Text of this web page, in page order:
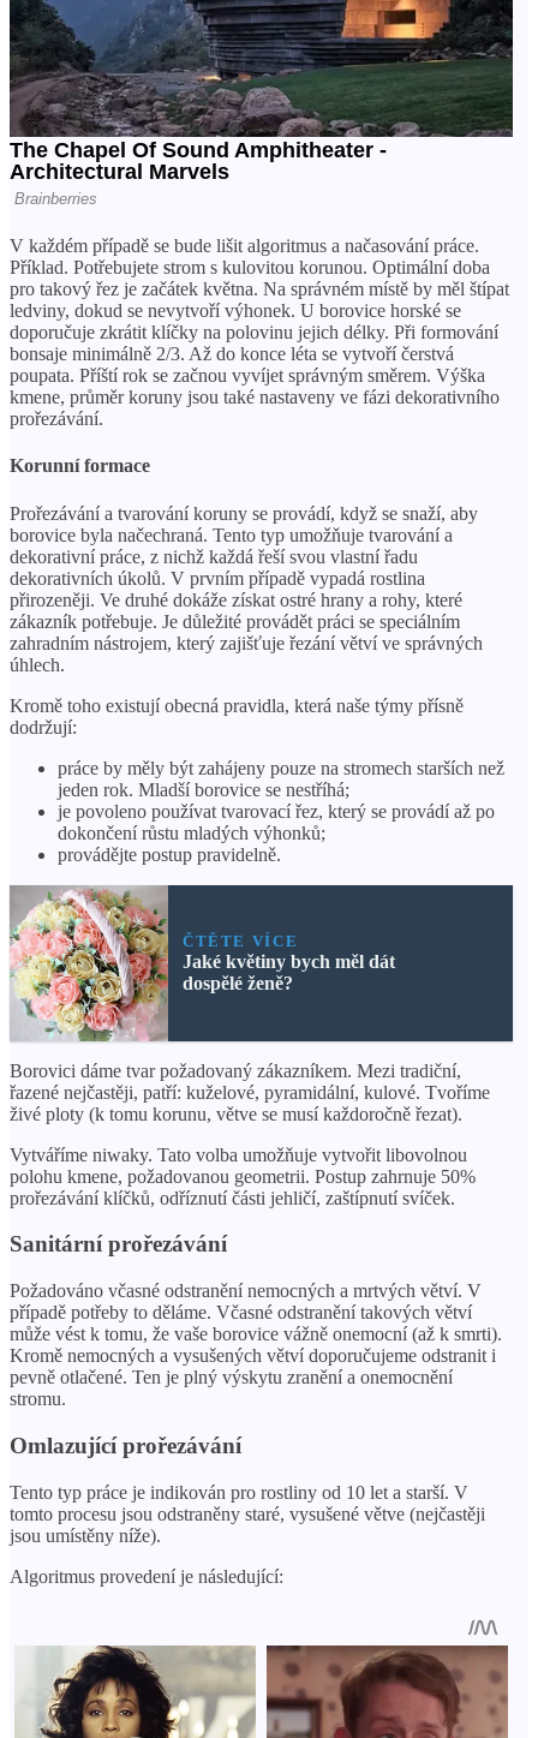
V každém případě se bude lišit algoritmus a načasování práce.
Příklad. Potřebujete strom s kulovitou korunou. Optimální doba
pro takový řez je začátek května. Na správném místě by měl štípat
ledviny, dokud se nevytvoří výhonek. U borovice horské se
doporučuje zkrátit klíčky na polovinu jejich délky. Při formování
bonsaje minimálně 2/3. Až do konce léta se vytvoří čerstvá
poupata. Příští rok se začnou vyvíjet správným směrem. Výška
kmene, průměr koruny jsou také nastaveny ve fázi dekorativního
prořezávání.
Korunní formace
Prořezávání a tvarování koruny se provádí, když se snaží, aby
borovice byla načechraná. Tento typ umožňuje tvarování a
dekorativní práce, z nichž každá řeší svou vlastní řadu
dekorativních úkolů. V prvním případě vypadá rostlina
přirozeněji. Ve druhé dokáže získat ostré hrany a rohy, které
zákazník potřebuje. Je důležité provádět práci se speciálním
zahradním nástrojem, který zajišťuje řezání větví ve správných
úhlech.
Kromě toho existují obecná pravidla, která naše týmy přísně
dodržují:
práce by měly být zahájeny pouze na stromech starších než
jeden rok. Mladší borovice se nestříhá;
je povoleno používat tvarovací řez, který se provádí až po
dokončení růstu mladých výhonků;
provádějte postup pravidelně.
ČTĚTE VÍCE
Jaké květiny bych měl dát
dospělé ženě?
Borovici dáme tvar požadovaný zákazníkem. Mezi tradiční,
řazené nejčastěji, patří: kuželové, pyramidální, kulové. Tvoříme
živé ploty (k tomu korunu, větve se musí každoročně řezat).
Vytváříme niwaky. Tato volba umožňuje vytvořit libovolnou
polohu kmene, požadovanou geometrii. Postup zahrnuje 50%
prořezávání klíčků, odříznutí části jehličí, zaštípnutí svíček.
Sanitární prořezávání
Požadováno včasné odstranění nemocných a mrtvých větví. V
případě potřeby to děláme. Včasné odstranění takových větví
může vést k tomu, že vaše borovice vážně onemocní (až k smrti).
Kromě nemocných a vysušených větví doporučujeme odstranit i
pevně otlačené. Ten je plný výskytu zranění a onemocnění
stromu.
Omlazující prořezávání
Tento typ práce je indikován pro rostliny od 10 let a starší. V
tomto procesu jsou odstraněny staré, vysušené větve (nejčastěji
jsou umístěny níže).
Algoritmus provedení je následující: